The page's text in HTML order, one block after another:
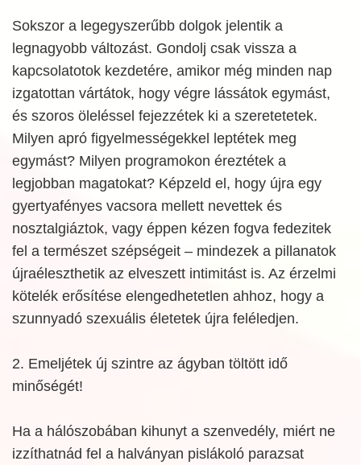
Sokszor a legegyszerűbb dolgok jelentik a
legnagyobb változást. Gondolj csak vissza a
kapcsolatotok kezdetére, amikor még minden nap
izgatottan vártátok, hogy végre lássátok egymást,
és szoros öleléssel fejezzétek ki a szeretetetek.
Milyen apró figyelmességekkel leptétek meg
egymást? Milyen programokon éreztétek a
legjobban magatokat? Képzeld el, hogy újra egy
gyertyafényes vacsora mellett nevettek és
nosztalgiáztok, vagy éppen kézen fogva fedezitek
fel a természet szépségeit – mindezek a pillanatok
újraéleszthetik az elveszett intimitást is. Az érzelmi
kötelék erősítése elengedhetetlen ahhoz, hogy a
szunnyadó szexuális életetek újra feléledjen.
2. Emeljétek új szintre az ágyban töltött idő
minőségét!
Ha a hálószobában kihunyt a szenvedély, miért ne
izzíthatnád fel a halványan pislákoló parazsat